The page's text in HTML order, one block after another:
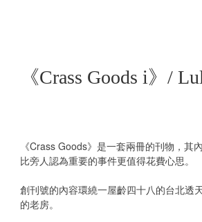
《Crass Goods i》/
《Crass Goods》是一套兩冊的刊物，其
比旁人認為重要的事件更值得花費心思。
創刊號的內容環繞一屋齡四十八的台北透
的老房。